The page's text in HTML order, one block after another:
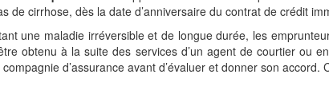
de cirrhose, dès la date d’anniversaire du contrat de crédit
une maladie irréversible et de longue durée, les
obtenu à la suite des services d’un agent de courtier ou
d’assurance avant d’évaluer et donner son